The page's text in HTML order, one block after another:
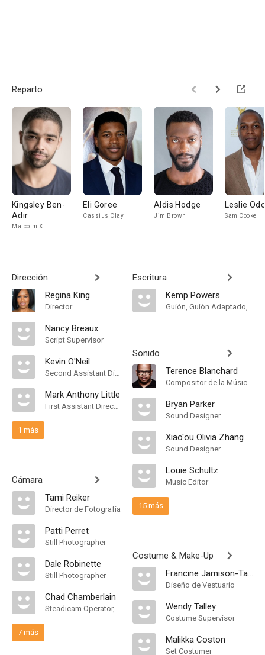
Reparto
Kingsley Ben-
Adir
Malcolm X
Eli Goree
Cassius Clay
Aldis Hodge
Jim Brown
Leslie
Sam Cooke
Dirección
Regina King
Director
Nancy Breaux
Script Supervisor
Kevin O'Neil
Second Assistant Director
Mark Anthony Little
First Assistant Director
1 más
Cámara
Tami Reiker
Director de Fotografía
Patti Perret
Still Photographer
Dale Robinette
Still Photographer
Chad Chamberlain
Steadicam Operator, "A" Camera Operator
7 más
Escritura
Kemp Powers
Guión, Guión Adaptado, Theatre Play
Sonido
Terence Blanchard
Compositor de la Música Original, Orquestador
Bryan Parker
Sound Designer
Xiao'ou Olivia Zhang
Sound Designer
Louie Schultz
Music Editor
15 más
Costume & Make-Up
Francine Jamison-Tanchuck
Diseño de Vestuario
Wendy Talley
Costume Supervisor
Malikka Coston
Set Costumer